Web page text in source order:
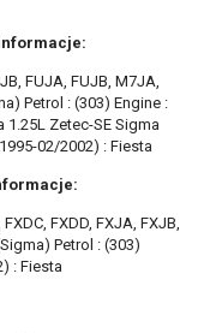
FUJA, FUJB, M7JA,
Petrol : (303) Engine :
1.25L Zetec-SE Sigma
02/2002) : Fiesta
FXDD, FXJA, FXJB,
Petrol : (303)
: Fiesta